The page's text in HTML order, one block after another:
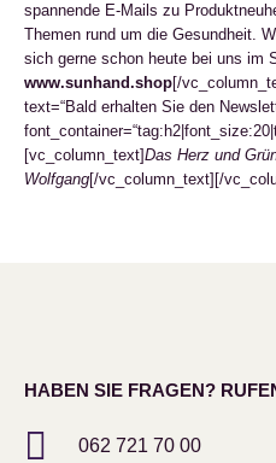
spannende E-Mails zu
Themen rund um die Gesundheit.
sich gerne schon heute bei uns im
www.sunhand.shop[/
text=“Bald erhalten Sie den
[vc_column_text]Das Herz und
Wolfgang[/vc_column_text][/
HABEN SIE FRAGEN?
062 721 70 00